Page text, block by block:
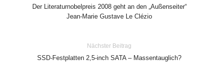
Der Literaturnobelpreis 2008 geht an den „Außenseiter“
Jean-Marie Gustave Le Clézio
Nächster Beitrag
SSD-Festplatten 2,5-inch SATA – Massentauglich?